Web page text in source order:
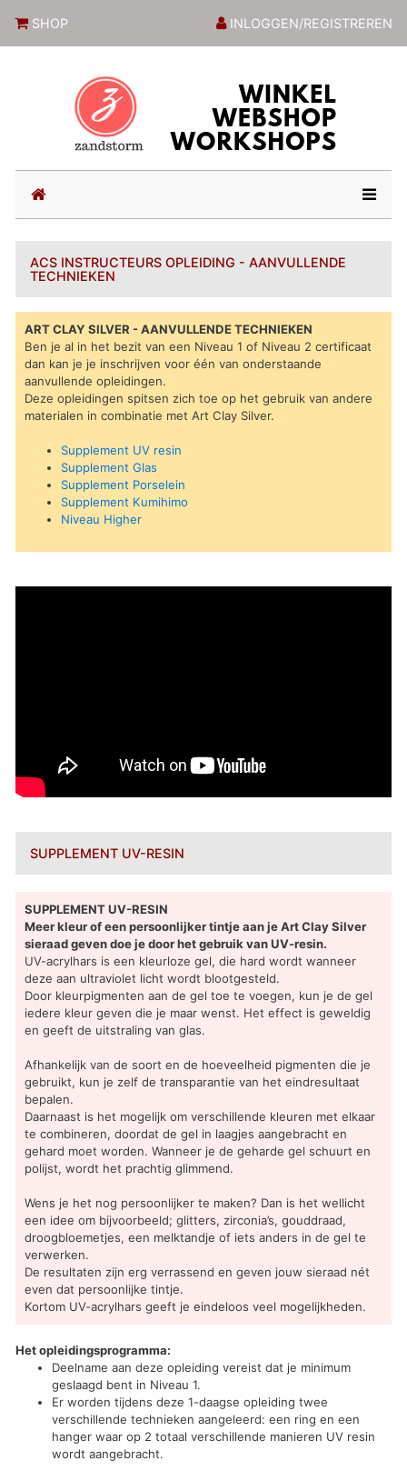
SHOP INLOGGEN/REGISTREREN
(current)
ACS INSTRUCTEURS OPLEIDING - AANVULLENDE
TECHNIEKEN
ART CLAY SILVER - AANVULLENDE TECHNIEKEN
Ben je al in het bezit van een Niveau 1 of Niveau 2 certificaat
dan kan je je inschrijven voor één van onderstaande
aanvullende opleidingen.
Deze opleidingen spitsen zich toe op het gebruik van andere
materialen in combinatie met Art Clay Silver.
Supplement UV resin
Supplement Glas
Supplement Porselein
Supplement Kumihimo
Niveau Higher
SUPPLEMENT UV-RESIN
SUPPLEMENT UV-RESIN
Meer kleur of een persoonlijker tintje aan je Art Clay Silver
sieraad geven doe je door het gebruik van UV-resin.
UV-acrylhars is een kleurloze gel, die hard wordt wanneer
deze aan ultraviolet licht wordt blootgesteld.
Door kleurpigmenten aan de gel toe te voegen, kun je de gel
iedere kleur geven die je maar wenst. Het effect is geweldig
en geeft de uitstraling van glas.
Afhankelijk van de soort en de hoeveelheid pigmenten die je
gebruikt, kun je zelf de transparantie van het eindresultaat
bepalen.
Daarnaast is het mogelijk om verschillende kleuren met elkaar
te combineren, doordat de gel in laagjes aangebracht en
gehard moet worden. Wanneer je de geharde gel schuurt en
polijst, wordt het prachtig glimmend.
Wens je het nog persoonlijker te maken? Dan is het wellicht
een idee om bijvoorbeeld; glitters, zirconia’s, gouddraad,
droogbloemetjes, een melktandje of iets anders in de gel te
verwerken.
De resultaten zijn erg verrassend en geven jouw sieraad nét
even dat persoonlijke tintje.
Kortom UV-acrylhars geeft je eindeloos veel mogelijkheden.
Het opleidingsprogramma:
Deelname aan deze opleiding vereist dat je minimum
geslaagd bent in Niveau 1.
Er worden tijdens deze 1-daagse opleiding twee
verschillende technieken aangeleerd: een ring en een
hanger waar op 2 totaal verschillende manieren UV resin
wordt aangebracht.